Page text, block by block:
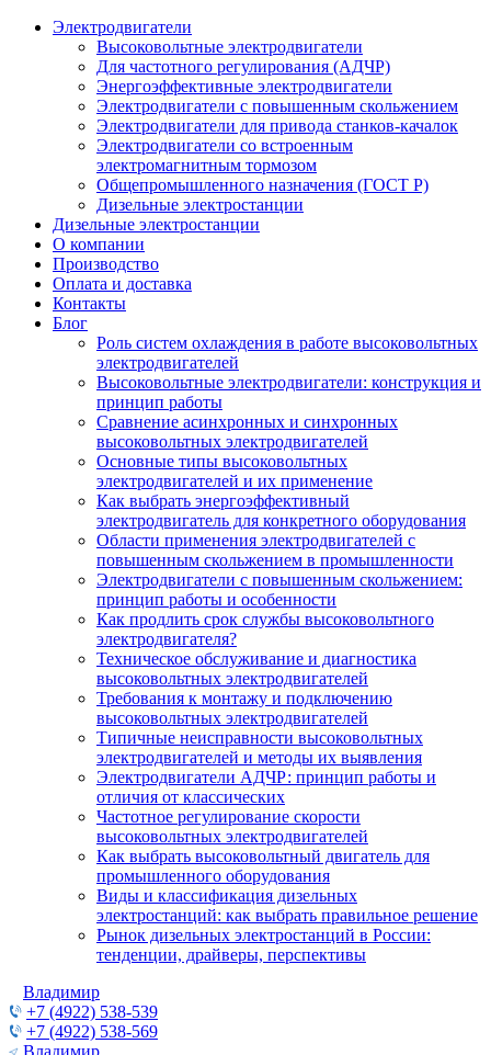
Электродвигатели
Высоковольтные электродвигатели
Для частотного регулирования (АДЧР)
Энергоэффективные электродвигатели
Электродвигатели с повышенным скольжением
Электродвигатели для привода станков-качалок
Электродвигатели со встроенным
электромагнитным тормозом
Общепромышленного назначения (ГОСТ Р)
Дизельные электростанции
Дизельные электростанции
О компании
Производство
Оплата и доставка
Контакты
Блог
Роль систем охлаждения в работе высоковольтных
электродвигателей
Высоковольтные электродвигатели: конструкция и
принцип работы
Сравнение асинхронных и синхронных
высоковольтных электродвигателей
Основные типы высоковольтных
электродвигателей и их применение
Как выбрать энергоэффективный
электродвигатель для конкретного оборудования
Области применения электродвигателей с
повышенным скольжением в промышленности
Электродвигатели с повышенным скольжением:
принцип работы и особенности
Как продлить срок службы высоковольтного
электродвигателя?
Техническое обслуживание и диагностика
высоковольтных электродвигателей
Требования к монтажу и подключению
высоковольтных электродвигателей
Типичные неисправности высоковольтных
электродвигателей и методы их выявления
Электродвигатели АДЧР: принцип работы и
отличия от классических
Частотное регулирование скорости
высоковольтных электродвигателей
Как выбрать высоковольтный двигатель для
промышленного оборудования
Виды и классификация дизельных
электростанций: как выбрать правильное решение
Рынок дизельных электростанций в России:
тенденции, драйверы, перспективы
Владимир
+7 (4922) 538-539
+7 (4922) 538-569
Владимир